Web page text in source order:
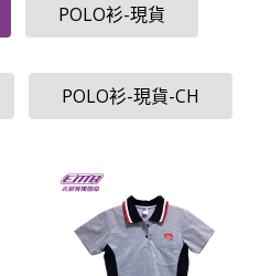
POLO衫-現貨
POLO衫-現貨-CH